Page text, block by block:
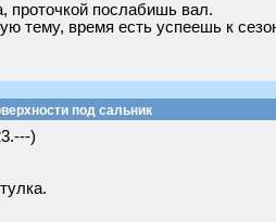
проточкой послабишь вал.
тему, время есть успеешь к
под сальник
)